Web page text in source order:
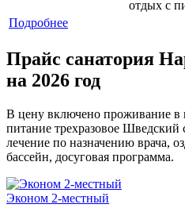
отдых с
Подробнее
Прайс санатория
на 2026 год
В цену включено проживание в
питание трехразовое Шведский
лечение по назначению врача,
бассейн, досуговая программа.
Эконом 2-местный